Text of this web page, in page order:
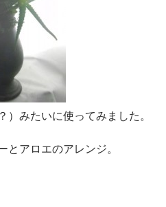
みたいに使ってみました。
とアロエのアレンジ。